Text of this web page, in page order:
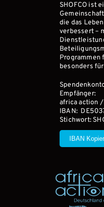
SHOFCO ist
die das
verbessert –
Programmen
besonders
Empfänger:
africa action /
IBAN:
Stichwort:
IBAN